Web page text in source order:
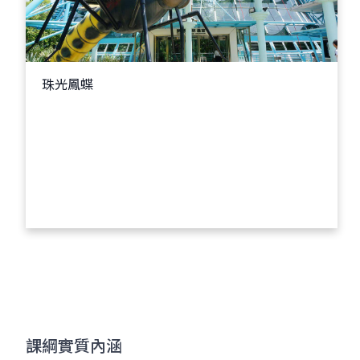
珠光鳳蝶
課綱實質內涵